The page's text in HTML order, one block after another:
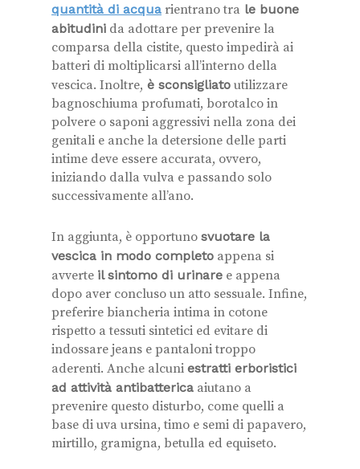
quantità di acqua rientrano tra le buone
abitudini da adottare per prevenire la
comparsa della cistite, questo impedirà ai
batteri di moltiplicarsi all’interno della
vescica. Inoltre, è sconsigliato utilizzare
bagnoschiuma profumati, borotalco in
polvere o saponi aggressivi nella zona dei
genitali e anche la detersione delle parti
intime deve essere accurata, ovvero,
iniziando dalla vulva e passando solo
successivamente all’ano.
In aggiunta, è opportuno svuotare la
vescica in modo completo appena si
avverte il sintomo di urinare e appena
dopo aver concluso un atto sessuale. Infine,
preferire biancheria intima in cotone
rispetto a tessuti sintetici ed evitare di
indossare jeans e pantaloni troppo
aderenti. Anche alcuni estratti erboristici
ad attività antibatterica aiutano a
prevenire questo disturbo, come quelli a
base di uva ursina, timo e semi di papavero,
mirtillo, gramigna, betulla ed equiseto.